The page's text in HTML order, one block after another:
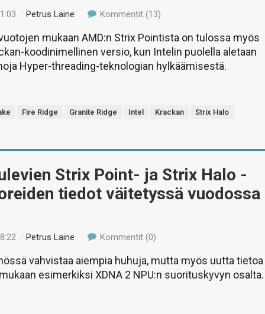
/Petrus Laine Kommentit (13)
mukaan AMD:n Strix Pointista on tulossa myös
koodinimellinen versio, kun Intelin puolella aletaan
Hyper-threading-teknologian hylkäämisestä.
Fire Ridge Granite Ridge Intel Krackan Strix Halo
Strix Point- ja Strix Halo -
tiedot väitetyssä vuodossa
/Petrus Laine Kommentit (0)
vahvistaa aiempia huhuja, mutta myös uutta tietoa
esimerkiksi XDNA 2 NPU:n suorituskyvyn osalta.